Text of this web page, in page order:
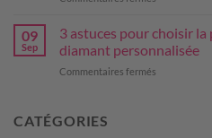
détails
de
couleur?
format
choisir
pour
09
Sep
3 astuces pour choisir
diamant personnalisée
Commentaires fermés
CATÉGORIES